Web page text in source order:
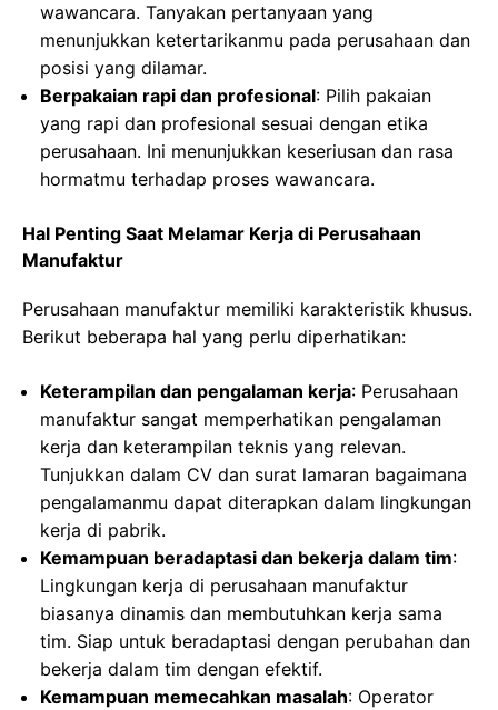
wawancara. Tanyakan pertanyaan yang
menunjukkan ketertarikanmu pada perusahaan dan
posisi yang dilamar.
Berpakaian rapi dan profesional: Pilih pakaian
yang rapi dan profesional sesuai dengan etika
perusahaan. Ini menunjukkan keseriusan dan rasa
hormatmu terhadap proses wawancara.
Hal Penting Saat Melamar Kerja di Perusahaan
Manufaktur
Perusahaan manufaktur memiliki karakteristik khusus.
Berikut beberapa hal yang perlu diperhatikan:
Keterampilan dan pengalaman kerja: Perusahaan
manufaktur sangat memperhatikan pengalaman
kerja dan keterampilan teknis yang relevan.
Tunjukkan dalam CV dan surat lamaran bagaimana
pengalamanmu dapat diterapkan dalam lingkungan
kerja di pabrik.
Kemampuan beradaptasi dan bekerja dalam tim:
Lingkungan kerja di perusahaan manufaktur
biasanya dinamis dan membutuhkan kerja sama
tim. Siap untuk beradaptasi dengan perubahan dan
bekerja dalam tim dengan efektif.
Kemampuan memecahkan masalah: Operator